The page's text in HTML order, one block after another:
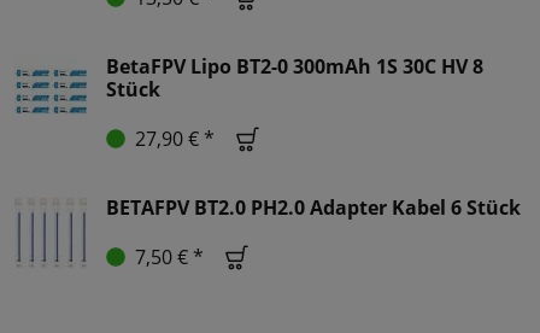
BetaFPV Lipo BT2-0 300mAh 1S 30C HV 8
Stück
27,90 € *
BETAFPV BT2.0 PH2.0 Adapter Kabel 6 Stück
7,50 € *